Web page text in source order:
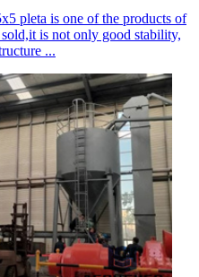
pleta is one of the products of
is not only good stability,
...